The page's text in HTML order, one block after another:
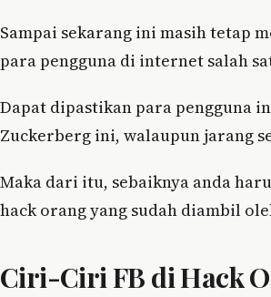
Sampai sekarang ini masih tetap
para pengguna di internet salah
Dapat dipastikan para pengguna
Zuckerberg ini, walaupun jarang
Maka dari itu, sebaiknya anda
hack orang yang sudah diambil
Ciri-Ciri FB di Hack